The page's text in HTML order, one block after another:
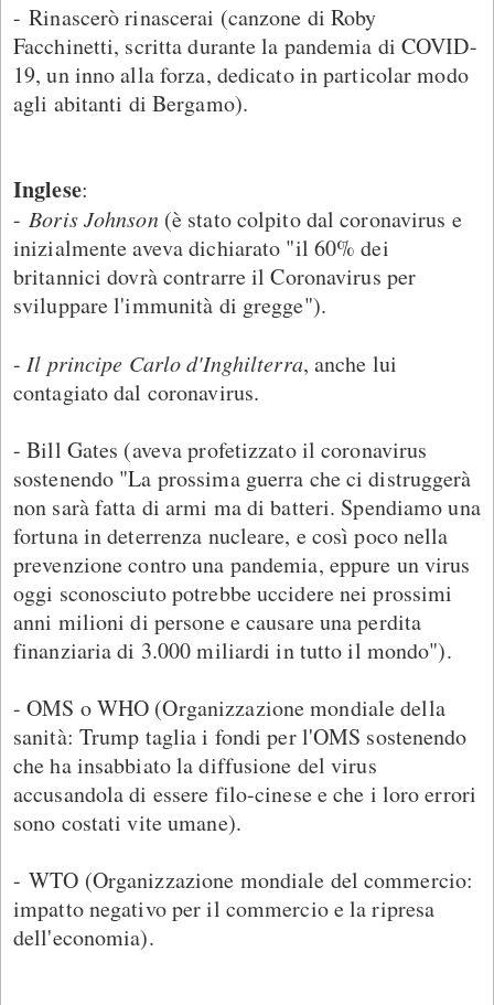
- Rinascerò rinascerai (canzone di Roby
Facchinetti, scritta durante la pandemia di COVID-
19, un inno alla forza, dedicato in particolar modo
agli abitanti di Bergamo).
Inglese:
-Boris Johnson (è stato colpito dal coronavirus e
inizialmente aveva dichiarato "il 60% dei
britannici dovrà contrarre il Coronavirus per
sviluppare l'immunità di gregge").
-Il principe Carlo d'Inghilterra, anche lui
contagiato dal coronavirus.
- Bill Gates (aveva profetizzato il coronavirus
sostenendo "La prossima guerra che ci distruggerà
non sarà fatta di armi ma di batteri. Spendiamo una
fortuna in deterrenza nucleare, e così poco nella
prevenzione contro una pandemia, eppure un virus
oggi sconosciuto potrebbe uccidere nei prossimi
anni milioni di persone e causare una perdita
finanziaria di 3.000 miliardi in tutto il mondo").
- OMS o WHO (Organizzazione mondiale della
sanità: Trump taglia i fondi per l'OMS sostenendo
che ha insabbiato la diffusione del virus
accusandola di essere filo-cinese e che i loro errori
sono costati vite umane).
- WTO (Organizzazione mondiale del commercio:
impatto negativo per il commercio e la ripresa
dell'economia).